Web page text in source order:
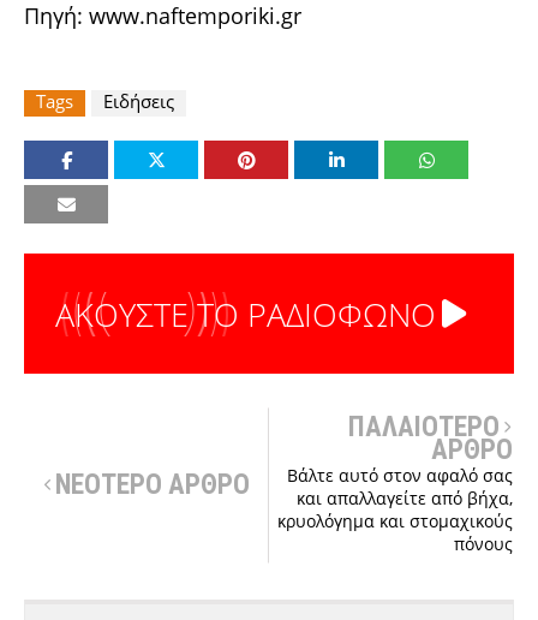
Πηγή: www.naftemporiki.gr
Tags Ειδήσεις
ΑΚΟΥΣΤΕ ΤΟ ΡΑΔΙΟΦΩΝΟ
ΝΕΟΤΕΡΟ ΑΡΘΡΟ
ΠΑΛΑΙΟΤΕΡΟ
ΑΡΘΡΟ
Βάλτε αυτό στον αφαλό σας
και απαλλαγείτε από βήχα,
κρυολόγημα και στομαχικούς
πόνους